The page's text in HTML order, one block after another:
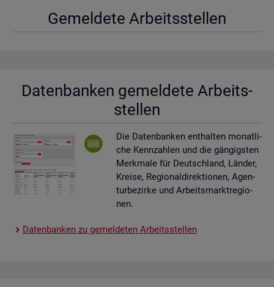
Ge­mel­de­te Ar­beits­stel­len
Da­ten­ban­ken ge­mel­de­te Ar­beits­
stel­len
Die Da­ten­ban­ken ent­hal­ten mo­nat­li­
che Kenn­zah­len und die gän­gigs­ten
Merk­ma­le für Deutsch­land, Län­der,
Krei­se, Re­gio­nal­di­rek­tio­nen, Agen­
tur­be­zir­ke und Ar­beits­markt­re­gio­
nen.
Da­ten­ban­ken zu ge­mel­de­ten Ar­beits­stel­len